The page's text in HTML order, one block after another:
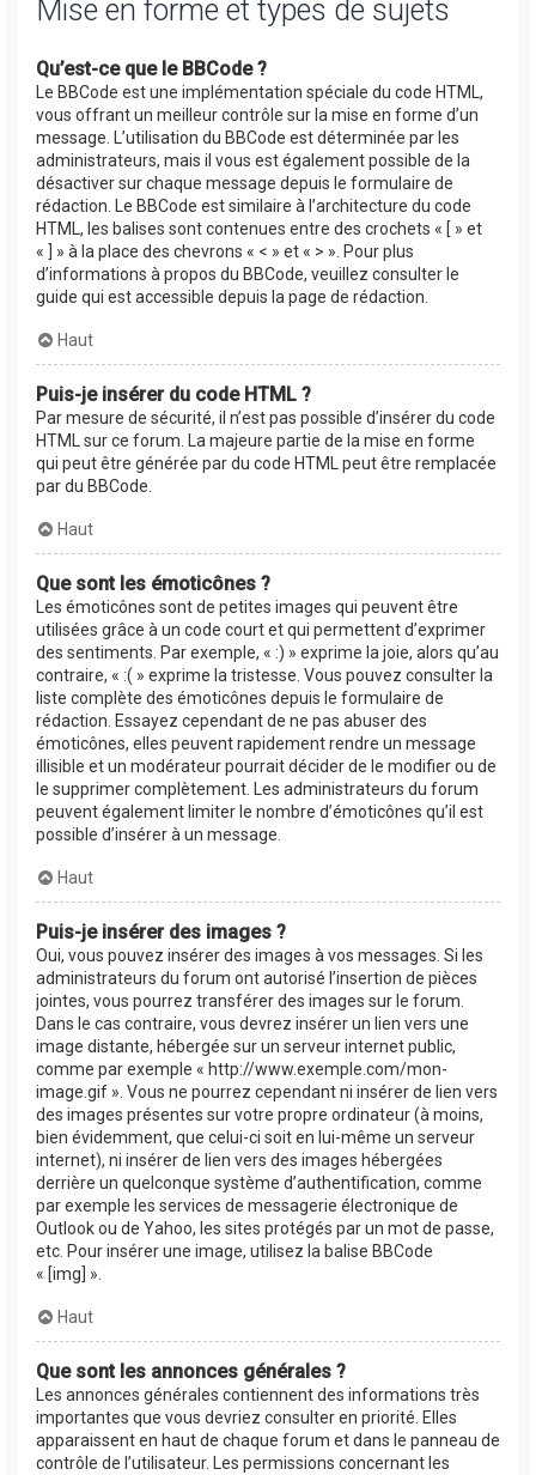
Mise en forme et types de sujets
Qu’est-ce que le BBCode ?
Le BBCode est une implémentation spéciale du code HTML,
vous offrant un meilleur contrôle sur la mise en forme d’un
message. L’utilisation du BBCode est déterminée par les
administrateurs, mais il vous est également possible de la
désactiver sur chaque message depuis le formulaire de
rédaction. Le BBCode est similaire à l’architecture du code
HTML, les balises sont contenues entre des crochets « [ » et
« ] » à la place des chevrons « < » et « > ». Pour plus
d’informations à propos du BBCode, veuillez consulter le
guide qui est accessible depuis la page de rédaction.
Haut
Puis-je insérer du code HTML ?
Par mesure de sécurité, il n’est pas possible d’insérer du code
HTML sur ce forum. La majeure partie de la mise en forme
qui peut être générée par du code HTML peut être remplacée
par du BBCode.
Haut
Que sont les émoticônes ?
Les émoticônes sont de petites images qui peuvent être
utilisées grâce à un code court et qui permettent d’exprimer
des sentiments. Par exemple, « :) » exprime la joie, alors qu’au
contraire, « :( » exprime la tristesse. Vous pouvez consulter la
liste complète des émoticônes depuis le formulaire de
rédaction. Essayez cependant de ne pas abuser des
émoticônes, elles peuvent rapidement rendre un message
illisible et un modérateur pourrait décider de le modifier ou de
le supprimer complètement. Les administrateurs du forum
peuvent également limiter le nombre d’émoticônes qu’il est
possible d’insérer à un message.
Haut
Puis-je insérer des images ?
Oui, vous pouvez insérer des images à vos messages. Si les
administrateurs du forum ont autorisé l’insertion de pièces
jointes, vous pourrez transférer des images sur le forum.
Dans le cas contraire, vous devrez insérer un lien vers une
image distante, hébergée sur un serveur internet public,
comme par exemple « http://www.exemple.com/mon-
image.gif ». Vous ne pourrez cependant ni insérer de lien vers
des images présentes sur votre propre ordinateur (à moins,
bien évidemment, que celui-ci soit en lui-même un serveur
internet), ni insérer de lien vers des images hébergées
derrière un quelconque système d’authentification, comme
par exemple les services de messagerie électronique de
Outlook ou de Yahoo, les sites protégés par un mot de passe,
etc. Pour insérer une image, utilisez la balise BBCode
« [img] ».
Haut
Que sont les annonces générales ?
Les annonces générales contiennent des informations très
importantes que vous devriez consulter en priorité. Elles
apparaissent en haut de chaque forum et dans le panneau de
contrôle de l’utilisateur. Les permissions concernant les